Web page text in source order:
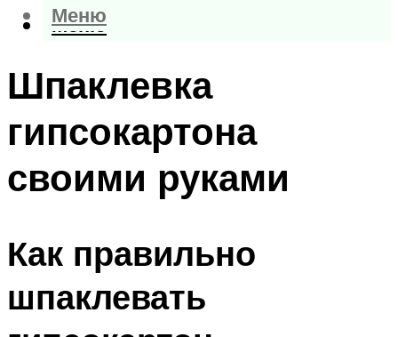
Меню
Меню
Шпаклевка
гипсокартона
своими руками
Как правильно
шпаклевать